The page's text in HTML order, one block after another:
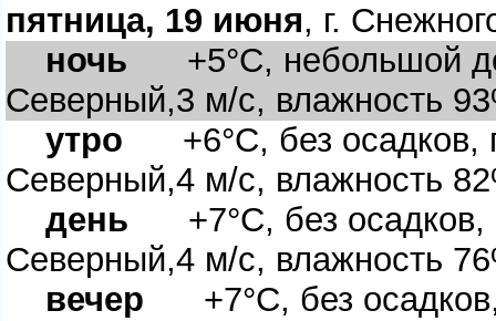
пятница, 19 июня, г.
ночь +5°C, небольшой
Северный,3 м/с, влажность
утро +6°C, без осадков,
Северный,4 м/с, влажность
день +7°C, без осадков,
Северный,4 м/с, влажность
ечер +7°C, без